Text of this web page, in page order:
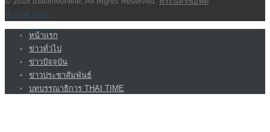
ขั้นไปด้านบน
หน้าแรก
ข่าวทั่วไป
ข่าวปัจจุบัน
ข่าวประชาสัมพันธ์
บทบรรณาธิการ THAI TIME